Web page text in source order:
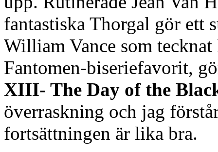
fantastiska Thorgal gör ett
William Vance som
Fantomen-biseriefavorit,
XIII- The Day of the
överraskning och jag
fortsättningen är lika bra.